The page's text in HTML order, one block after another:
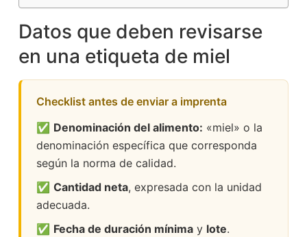
Datos que deben revisarse
en una etiqueta de miel
Checklist antes de enviar a imprenta
✅ Denominación del alimento: «miel» o la
denominación específica que corresponda
según la norma de calidad.
✅ Cantidad neta, expresada con la unidad
adecuada.
✅ Fecha de duración mínimay lote.